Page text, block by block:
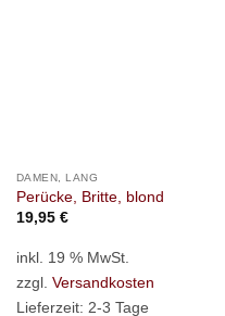
DAMEN, LANG
Perücke, Britte, blond
19,95 €
inkl. 19 % MwSt.
zzgl. Versandkosten
Lieferzeit: 2-3 Tage